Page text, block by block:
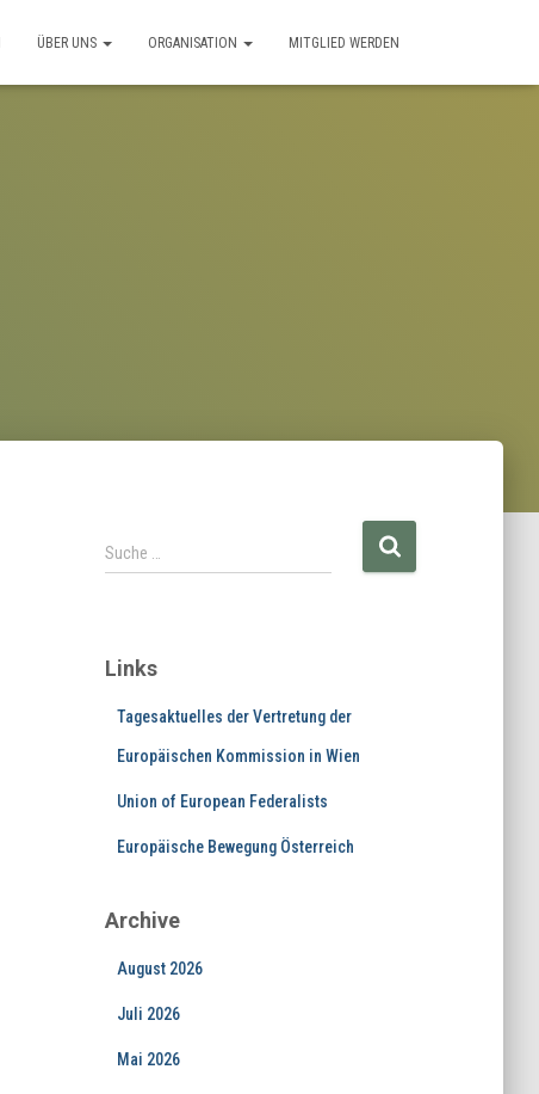
ÜBER UNS ORGANISATION MITGLIED WERDEN
S
u
n
Suche …
Links
Tagesaktuelles der Vertretung der
Europäischen Kommission in Wien
Union of European Federalists
Europäische Bewegung Österreich
Archive
August 2026
Juli 2026
Mai 2026